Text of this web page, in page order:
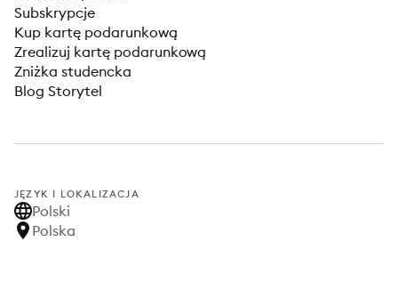
Subskrypcje
Kup kartę podarunkową
Zrealizuj kartę podarunkową
Zniżka studencka
Blog Storytel
JĘZYK I LOKALIZACJA
Polski
Polska